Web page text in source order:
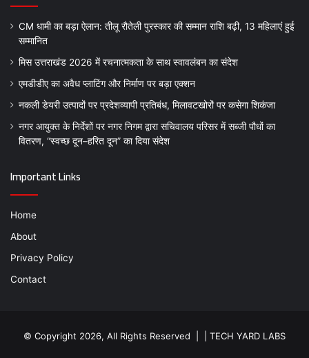
CM धामी का बड़ा ऐलान: तीलू रौतेली पुरस्कार की सम्मान राशि बढ़ी, 13 महिलाएं हुई
सम्मानित
मिस उत्तराखंड 2026 में रचनात्मकता के साथ स्वावलंबन का संदेश
एमडीडीए का अवैध प्लाटिंग और निर्माण पर बड़ा एक्शन
नकली डेयरी उत्पादों पर प्रदेशव्यापी प्रतिबंध, मिलावटखोरों पर कसेगा शिकंजा
नगर आयुक्त के निर्देशों पर नगर निगम द्वारा सचिवालय परिसर में सब्जी पौधों का
वितरण, “स्वच्छ दून–हरित दून” का दिया संदेश
Important Links
Home
About
Privacy Policy
Contact
© Copyright 2026, All Rights Reserved | | TECH YARD LABS